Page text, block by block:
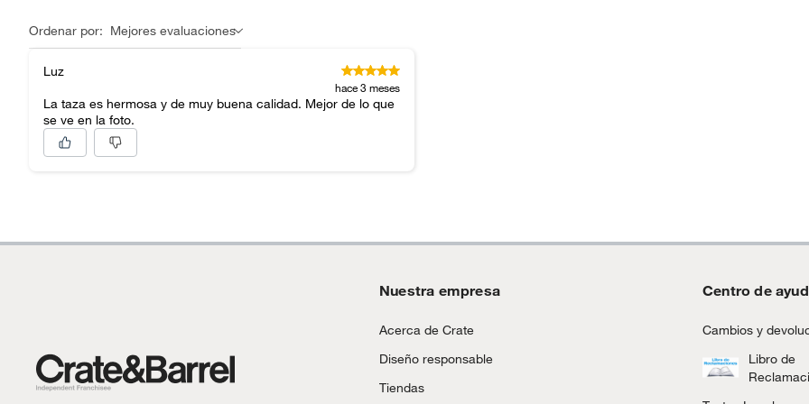
Ordenar por: Mejores evaluaciones
Luz
hace 3 meses
La taza es hermosa y de muy buena calidad. Mejor de lo que
se ve en la foto.
Nuestra empresa
Acerca de Crate
Diseño responsable
Tiendas
Centro de
Cambios y
Libro de